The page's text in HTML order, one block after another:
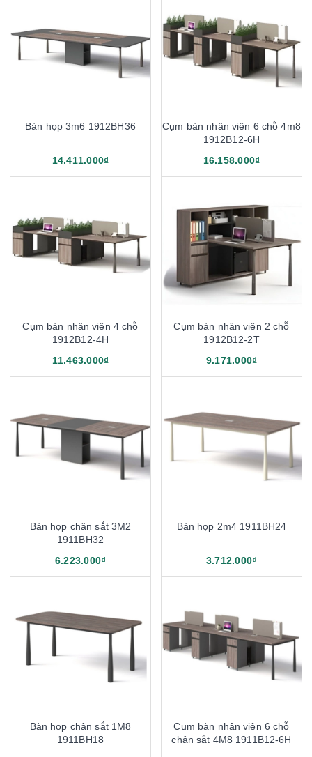
Bàn họp 3m6 1912BH36
14.411.000₫
Cụm bàn nhân viên 6 chỗ 4m8
1912B12-6H
16.158.000₫
Cụm bàn nhân viên 4 chỗ
1912B12-4H
11.463.000₫
Cụm bàn nhân viên 2 chỗ
1912B12-2T
9.171.000₫
Bàn họp chân sắt 3M2
1911BH32
6.223.000₫
Bàn họp 2m4 1911BH24
3.712.000₫
Bàn họp chân sắt 1M8
1911BH18
Cụm bàn nhân viên 6 chỗ
chân sắt 4M8 1911B12-6H